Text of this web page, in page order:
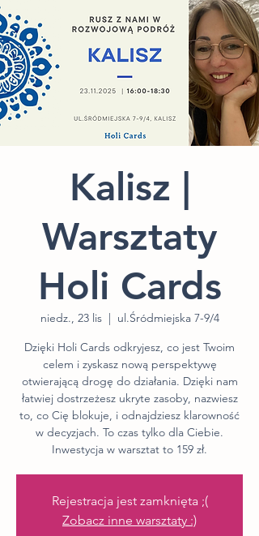
Kalisz |
Warsztaty
Holi Cards
niedz., 23 lis
  |
ul.Śródmiejska 7-9/4
Dzięki Holi Cards odkryjesz, co jest Twoim
celem i zyskasz nową perspektywę
otwierającą drogę do działania. Dzięki nam
łatwiej dostrzeżesz ukryte zasoby, nazwiesz
to, co Cię blokuje, i odnajdziesz klarowność
w decyzjach. To czas tylko dla Ciebie.
Inwestycja w warsztat to 159 zł.
Rejestracja jest zamknięta ;(
Zobacz inne warsztaty :)